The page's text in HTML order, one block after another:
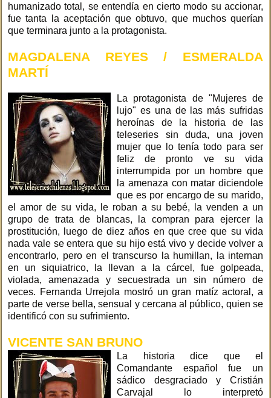
humanizado total, se entendía en cierto modo su accionar,
fue tanta la aceptación que obtuvo, que muchos querían
que terminara junto a la protagonista.
MAGDALENA REYES / ESMERALDA
MARTÍ
La protagonista de "Mujeres de
lujo" es una de las más sufridas
heroínas de la historia de las
teleseries sin duda, una joven
mujer que lo tenía todo para ser
feliz de pronto ve su vida
interrumpida por un hombre que
la amenaza con matar diciendole
que es por encargo de su marido,
el amor de su vida, le roban a su bebé, la venden a un
grupo de trata de blancas, la compran para ejercer la
prostitución, luego de diez años en que cree que su vida
nada vale se entera que su hijo está vivo y decide volver a
encontrarlo, pero en el transcurso la humillan, la internan
en un siquiatrico, la llevan a la cárcel, fue golpeada,
violada, amenazada y secuestrada un sin número de
veces. Fernanda Urrejola mostró un gran matíz actoral, a
parte de verse bella, sensual y cercana al público, quien se
identificó con su sufrimiento.
VICENTE SAN BRUNO
La historia dice que el
Comandante español fue un
sádico desgraciado y Cristián
Carvajal lo interpretó